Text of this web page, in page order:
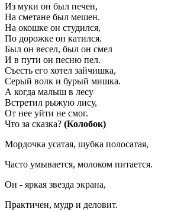
Из муки он был печен,
На сметане был мешен.
На окошке он студился,
По дорожке он катился.
Был он весел, был он смел
И в пути он песню пел.
Съесть его хотел зайчишка,
Серый волк и бурый мишка.
А когда малыш в лесу
Встретил рыжую лису,
От нее уйти не смог.
Что за сказка? (Колобок)
Мордочка усатая, шубка полосатая,
Часто умывается, молоком питается.
Он - яркая звезда экрана,
Практичен, мудр и деловит.